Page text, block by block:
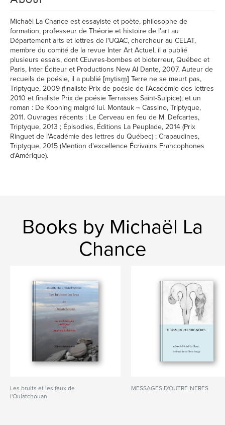
Michaël La Chance est essayiste et poète, philosophe de
formation, professeur de Théorie et histoire de l’art au
Département arts et lettres de l'UQAC, chercheur au CELAT,
membre du comité de la revue Inter Art Actuel, il a publié
plusieurs essais, dont Œuvres-bombes et bioterreur, Québec et
Paris, Inter Éditeur et Productions New Al Dante, 2007. Auteur de
recueils de poésie, il a publié [mytism̪] Terre ne se meurt pas,
Triptyque, 2009 (finaliste Prix de poésie de l'Académie des lettres
2010 et finaliste Prix de poésie Terrasses Saint-Sulpice); et un
roman : De Kooning malgré lui. Montauk ~ Cassino, Triptyque,
2011. Ouvrages récents : Le Cerveau en feu de M. Defcartes,
Triptyque, 2013 ; Épisodies, Éditions La Peuplade, 2014 (Prix
Ringuet de l'Académie des lettres du Québec) ; Crapaudines,
Triptyque, 2015 (Mention d'excellence Écrivains Francophones
d'Amérique).
Books by Michaël La
Chance
Les bruits et les feux de
l'Ouiatchouan
MESSAGES D'OUTRE-NERFS